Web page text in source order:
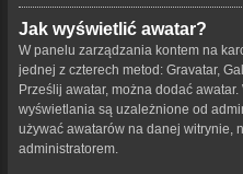
Jak wyświetlić awatar?
W panelu zarządzania kontem na
jednej z czterech metod: Gravatar,
Prześlij awatar, można dodać
wyświetlania są uzależnione od
używać awatarów na danej witrynie,
administratorem.